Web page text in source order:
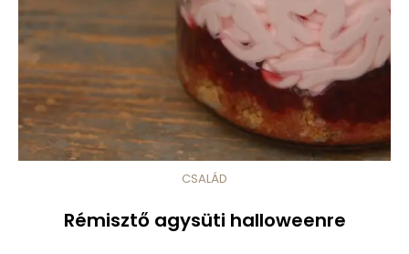
CSALÁD
Rémisztő agysüti halloweenre